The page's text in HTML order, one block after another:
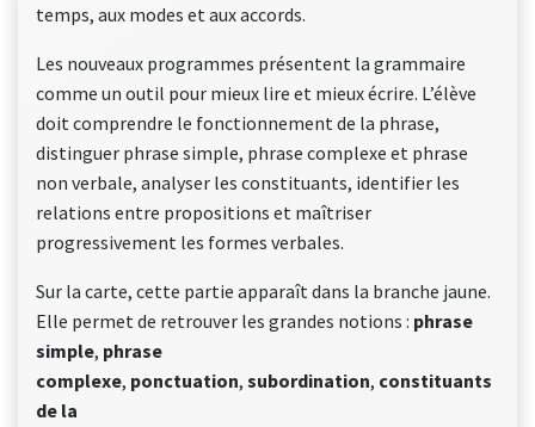
temps, aux modes et aux accords.
Les nouveaux programmes présentent la grammaire
comme un outil pour mieux lire et mieux écrire. L’élève
doit comprendre le fonctionnement de la phrase,
distinguer phrase simple, phrase complexe et phrase
non verbale, analyser les constituants, identifier les
relations entre propositions et maîtriser
progressivement les formes verbales.
Sur la carte, cette partie apparaît dans la branche jaune.
Elle permet de retrouver les grandes notions : phrase
simple, phrase
complexe, ponctuation, subordination, constituants
de la